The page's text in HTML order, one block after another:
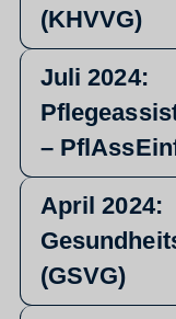
(KHVVG)
Juli 2024:
–
April 2024:
(GSVG)